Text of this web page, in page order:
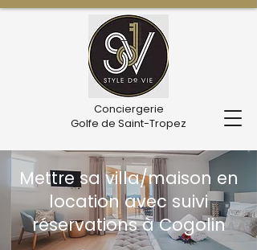
Conciergerie
Golfe de Saint-Tropez
Mettre sa villa/maison en
location avec suivi
réservations à Cogolin